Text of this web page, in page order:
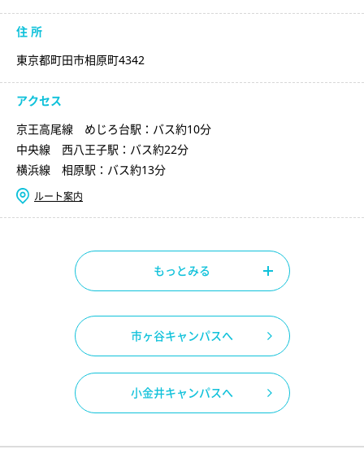
住 所
東京都町田市相原町4342
アクセス
京王高尾線 めじろ台駅：バス約10分
中央線 西八王子駅：バス約22分
横浜線 相原駅：バス約13分
ルート案内
もっとみる
市ヶ谷キャンパスへ
小金井キャンパスへ